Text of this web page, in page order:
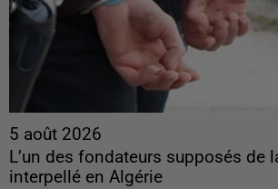
5 août 2026
L’un des fondateurs supposés de
interpellé en Algérie